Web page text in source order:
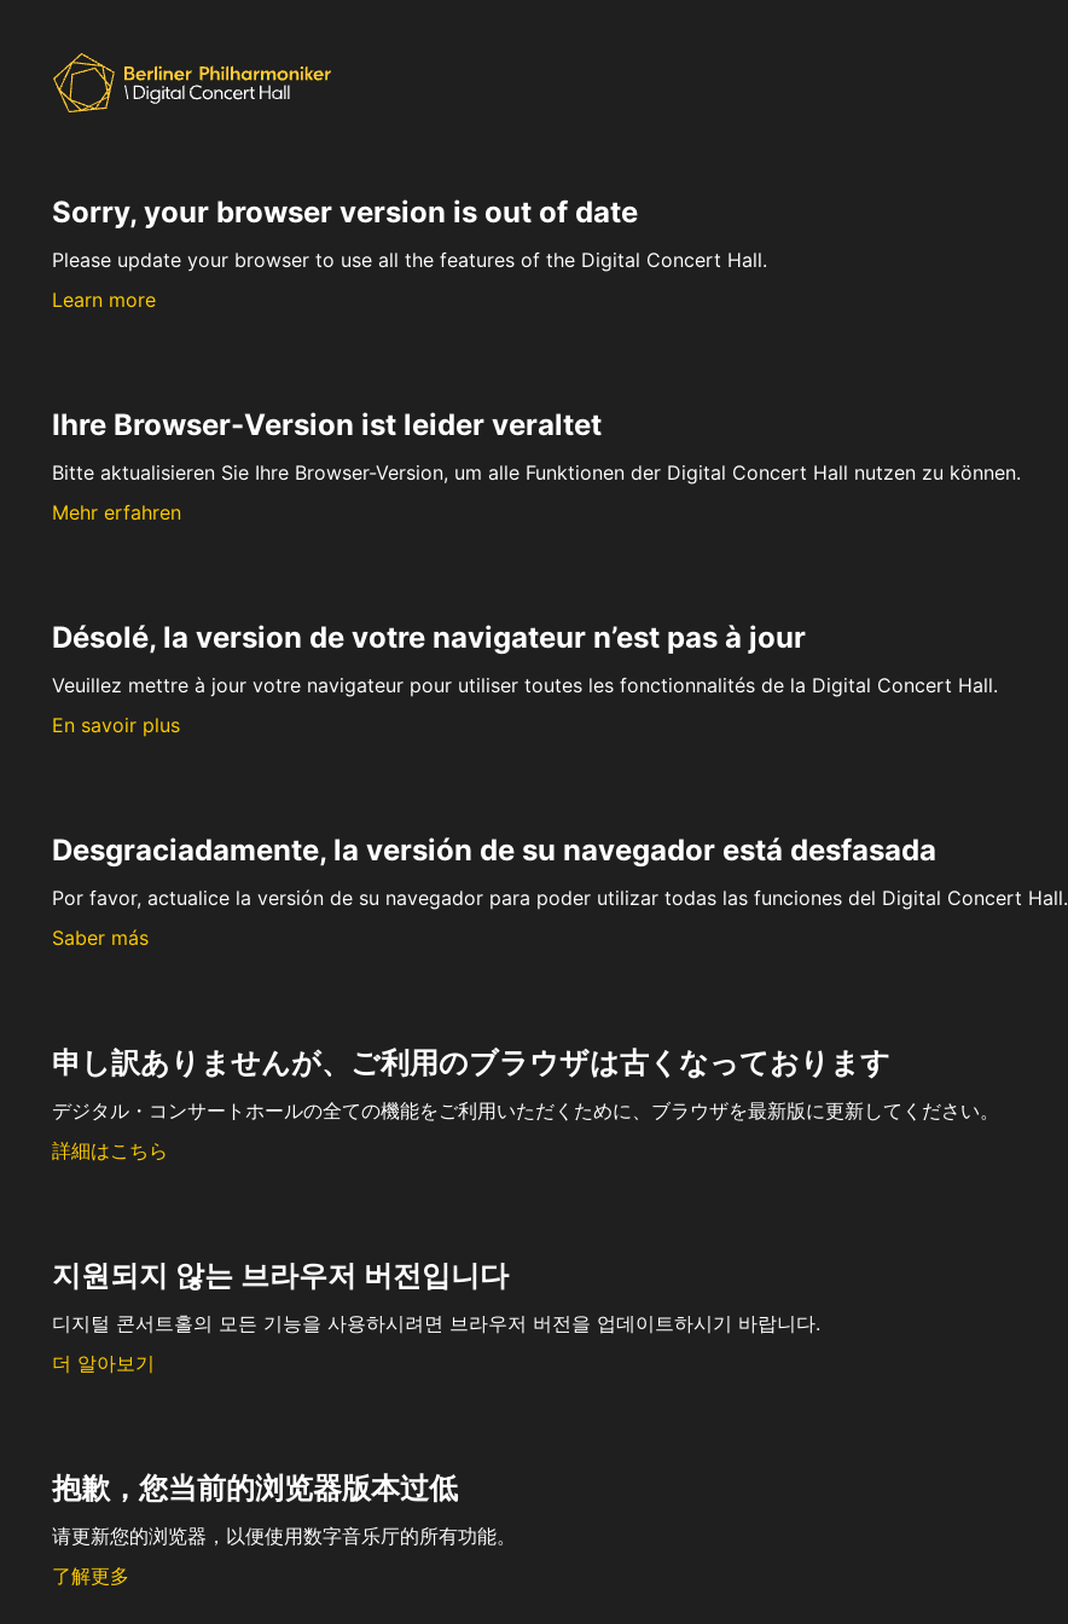
Sorry, your browser version is out of date
Please update your browser to use all the features of the Digital Concert Hall.
Learn more
Ihre Browser-Version ist leider veraltet
Bitte aktualisieren Sie Ihre Browser-Version, um alle Funktionen der Digital Concert Hall nutzen zu können.
Mehr erfahren
Désolé, la version de votre navigateur n’est pas à jour
Veuillez mettre à jour votre navigateur pour utiliser toutes les fonctionnalités de la Digital Concert Hall.
En savoir plus
Desgraciadamente, la versión de su navegador está desfasada
Por favor, actualice la versión de su navegador para poder utilizar todas las funciones del Digital Concert Hall.
Saber más
申し訳ありませんが、ご利用のブラウザは古くなっております
デジタル・コンサートホールの全ての機能をご利用いただくために、ブラウザを最新版に更新してください。
詳細はこちら
지원되지 않는 브라우저 버전입니다
디지털 콘서트홀의 모든 기능을 사용하시려면 브라우저 버전을 업데이트하시기 바랍니다.
더 알아보기
抱歉，您当前的浏览器版本过低
请更新您的浏览器，以便使用数字音乐厅的所有功能。
了解更多